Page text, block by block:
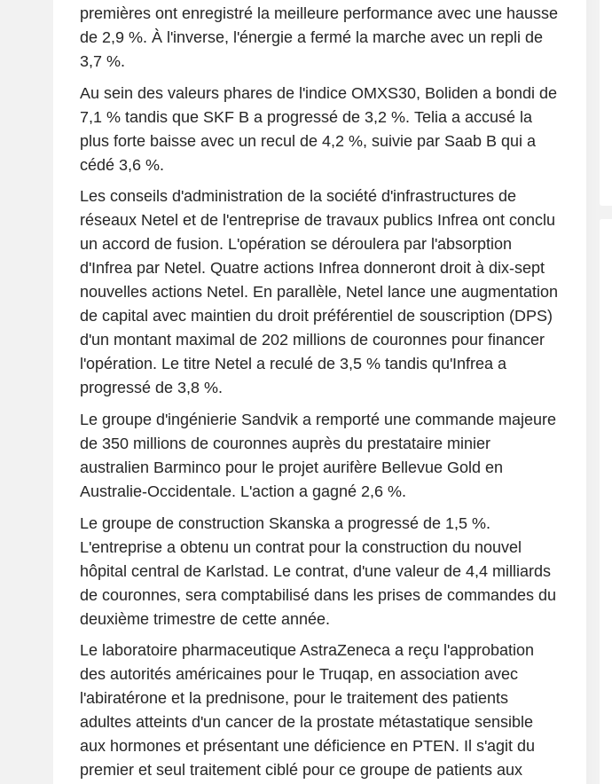
premières ont enregistré la meilleure performance avec une hausse
de 2,9 %. À l'inverse, l'énergie a fermé la marche avec un repli de
3,7 %.
Au sein des valeurs phares de l'indice OMXS30, Boliden a bondi de
7,1 % tandis que SKF B a progressé de 3,2 %. Telia a accusé la
plus forte baisse avec un recul de 4,2 %, suivie par Saab B qui a
cédé 3,6 %.
Les conseils d'administration de la société d'infrastructures de
réseaux Netel et de l'entreprise de travaux publics Infrea ont conclu
un accord de fusion. L'opération se déroulera par l'absorption
d'Infrea par Netel. Quatre actions Infrea donneront droit à dix-sept
nouvelles actions Netel. En parallèle, Netel lance une augmentation
de capital avec maintien du droit préférentiel de souscription (DPS)
d'un montant maximal de 202 millions de couronnes pour financer
l'opération. Le titre Netel a reculé de 3,5 % tandis qu'Infrea a
progressé de 3,8 %.
Le groupe d'ingénierie Sandvik a remporté une commande majeure
de 350 millions de couronnes auprès du prestataire minier
australien Barminco pour le projet aurifère Bellevue Gold en
Australie-Occidentale. L'action a gagné 2,6 %.
Le groupe de construction Skanska a progressé de 1,5 %.
L'entreprise a obtenu un contrat pour la construction du nouvel
hôpital central de Karlstad. Le contrat, d'une valeur de 4,4 milliards
de couronnes, sera comptabilisé dans les prises de commandes du
deuxième trimestre de cette année.
Le laboratoire pharmaceutique AstraZeneca a reçu l'approbation
des autorités américaines pour le Truqap, en association avec
l'abiratérone et la prednisone, pour le traitement des patients
adultes atteints d'un cancer de la prostate métastatique sensible
aux hormones et présentant une déficience en PTEN. Il s'agit du
premier et seul traitement ciblé pour ce groupe de patients aux